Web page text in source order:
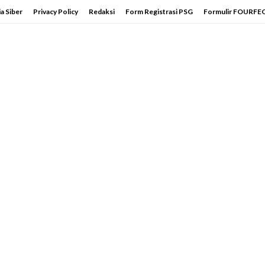
Siber Privacy Policy Redaksi Form Registrasi PSG Formulir